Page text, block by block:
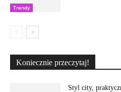
Trendy
Koniecznie przeczytaj!
Styl city,